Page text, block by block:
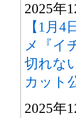
2025年
【1月
メ『イ
切れな
カット
2025年